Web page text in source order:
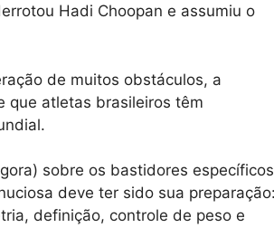
Hadi Choopan e assumiu o
de muitos obstáculos, a
que atletas brasileiros têm
sobre os bastidores específicos
deve ter sido sua
definição, controle de peso e